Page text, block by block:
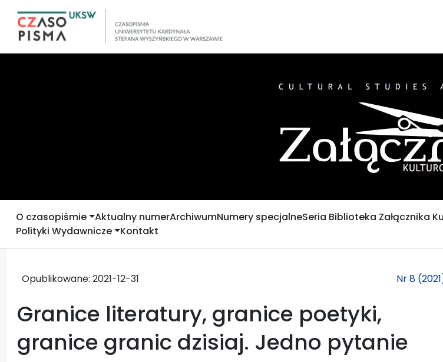
O czasopiśmie Aktualny numerArchiwumNumery specjalneSeria Biblioteka Załącznika
Polityki Wydawnicze Kontakt
Opublikowane: 2021-12-31 Nr 8
Granice literatury, granice poetyki,
granice granic dzisiaj. Jedno pytanie